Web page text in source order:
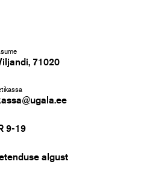
71020
9-19
algust